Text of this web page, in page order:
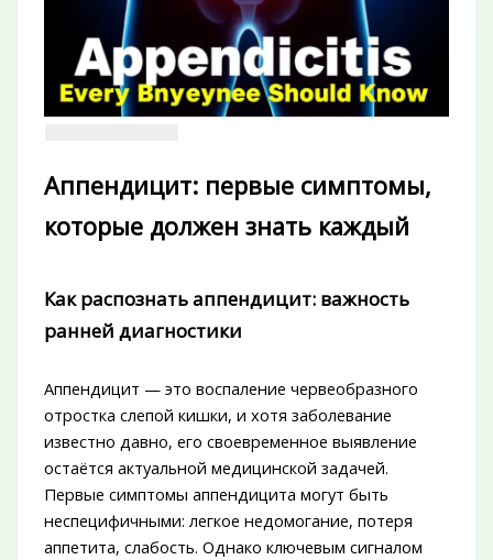
Аппендицит: первые симптомы,
которые должен знать каждый
Как распознать аппендицит: важность
ранней диагностики
Аппендицит — это воспаление червеобразного
отростка слепой кишки, и хотя заболевание
известно давно, его своевременное выявление
остаётся актуальной медицинской задачей.
Первые симптомы аппендицита могут быть
неспецифичными: легкое недомогание, потеря
аппетита, слабость. Однако ключевым сигналом